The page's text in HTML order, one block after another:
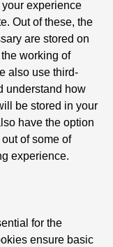
experience
Out of these, the
are stored on
working of
also use third-
understand how
be stored in your
have the option
of some of
experience.
for the
ensure basic